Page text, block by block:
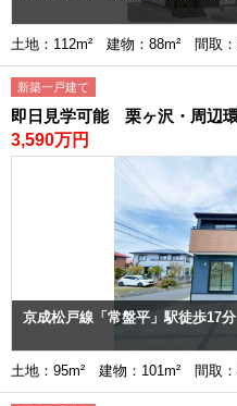
土地：112m² 建物：88m² 間取
新築一戸建て
即日見学可能 栗ヶ沢・周辺
3,590万円
京成松戸線「常盤平」駅徒歩17分
土地：95m² 建物：101m² 間取